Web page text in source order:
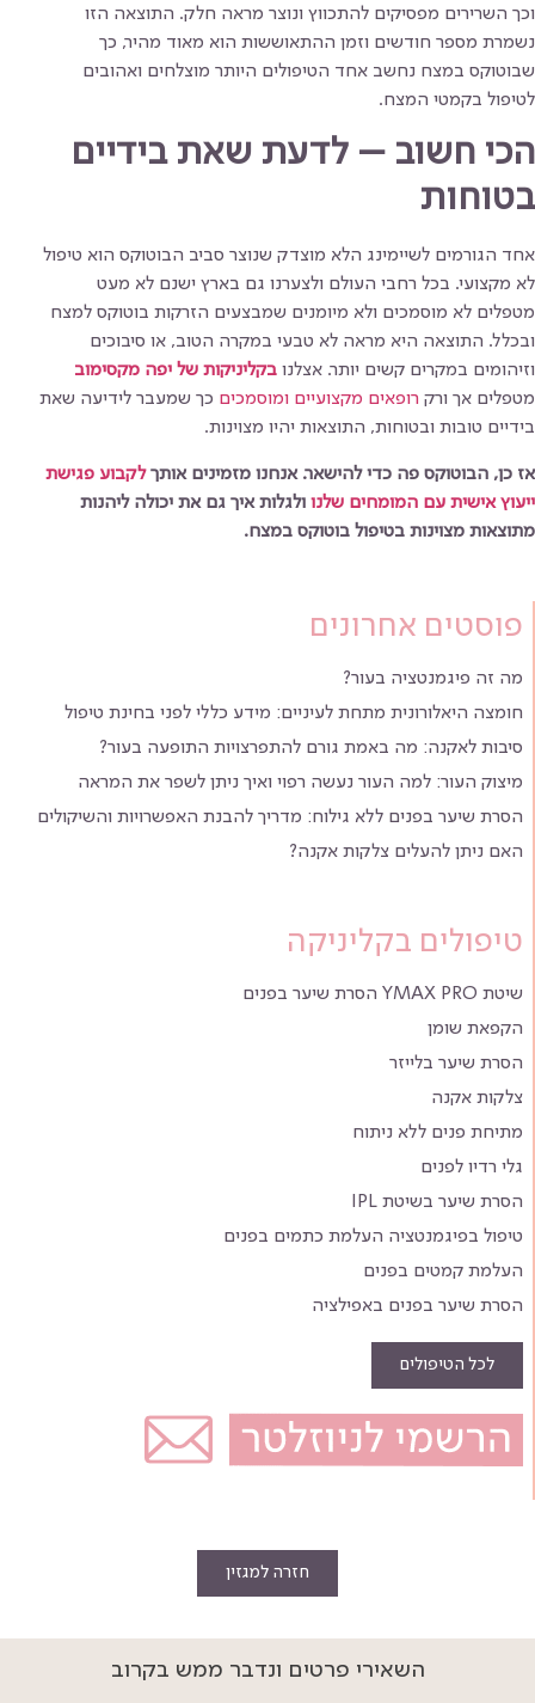
וכך השרירים מפסיקים להתכווץ ונוצר מראה חלק. התוצאה הזו
נשמרת מספר חודשים וזמן ההתאוששות הוא מאוד מהיר, כך
שבוטוקס במצח נחשב אחד הטיפולים היותר מוצלחים ואהובים
לטיפול בקמטי המצח.
הכי חשוב – לדעת שאת בידיים
בטוחות
אחד הגורמים לשיימינג הלא מוצדק שנוצר סביב הבוטוקס הוא טיפול
לא מקצועי. בכל רחבי העולם ולצערנו גם בארץ ישנם לא מעט
מטפלים לא מוסמכים ולא מיומנים שמבצעים הזרקות בוטוקס למצח
ובכלל. התוצאה היא מראה לא טבעי במקרה הטוב, או סיבוכים
וזיהומים במקרים קשים יותר. אצלנו בקליניקות של יפה מקסימוב
מטפלים אך ורק רופאים מקצועיים ומוסמכים כך שמעבר לידיעה שאת
בידיים טובות ובטוחות, התוצאות יהיו מצוינות.
אז כן, הבוטוקס פה כדי להישאר. אנחנו מזמינים אותךלקבוע פגישת
ייעוץ אישית עם המומחים שלנו ולגלות איך גם את יכולה ליהנות
מתוצאות מצוינות בטיפול בוטוקס במצח.
פוסטים אחרונים
מה זה פיגמנטציה בעור?
חומצה היאלורונית מתחת לעיניים: מידע כללי לפני בחינת טיפול
סיבות לאקנה: מה באמת גורם להתפרצויות התופעה בעור?
מיצוק העור: למה העור נעשה רפוי ואיך ניתן לשפר את המראה
הסרת שיער בפנים ללא גילוח: מדריך להבנת האפשרויות והשיקולים
האם ניתן להעלים צלקות אקנה?
טיפולים בקליניקה
שיטת YMAX PRO הסרת שיער בפנים
הקפאת שומן
הסרת שיער בלייזר
צלקות אקנה
מתיחת פנים ללא ניתוח
גלי רדיו לפנים
הסרת שיער בשיטת IPL
טיפול בפיגמנטציה העלמת כתמים בפנים
העלמת קמטים בפנים
הסרת שיער בפנים באפילציה
לכל הטיפולים
חזרה למגזין
השאירי פרטים ונדבר ממש בקרוב